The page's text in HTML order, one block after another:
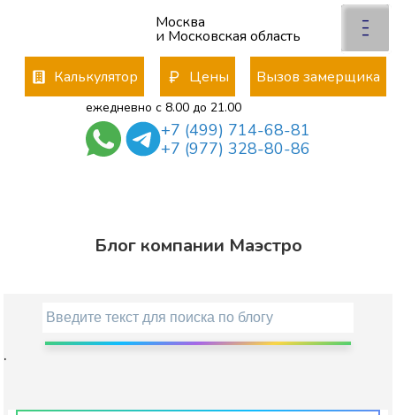
x
Отправьте заявку
менеджер свяжется с Вами
*
политика конфиденциальности
Москва
и Московская область
Калькулятор Цены Вызов замерщика
ежедневно с 8.00 до 21.00
+7 (499) 714-68-81
+7 (977) 328-80-86
–
–
–
×
Блог компании Маэстро
.